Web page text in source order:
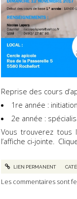
Reprise des cours
1re année :
2e année :
Vous trouverez tous
l’affiche ci-jointe.
LIEN PERMANENT
Les commentaires sont